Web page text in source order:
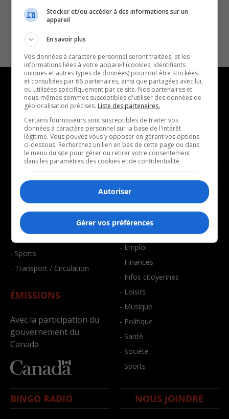
NOUVELLES
- Affaires municipales
- Communauté / Social
- Culture
- Économie
- Éducation
- Environnement
- Faits divers
- Santé et bien-être
- Sports
- Transport / Circulation
ÉMISSIONS
Avec la participation du
gouvernement du
Canada
MUSIQUE
- Décompte franco
- Joué récemment
BALADOS
- Affaires
- Art de vivre
- Bien-être
- Emploi
- Finances
- Infos citoyennes
- Loisirs
- Musique
- Politique
- Santé
- Société
- Sports
BINGO RADIO NOUS JOINDRE
Stocker et/ou accéder à des informations sur un
appareil
En savoir plus
Vos données à caractère personnel seront traitées, et les
informations liées à votre appareil (cookies, identifiants
uniques et autres types de données) pourront être stockées
et consultées par 66 partenaires, ainsi que partagées avec lui,
ou utilisées spécifiquement par ce site. Nos partenaires et
nous-mêmes sommes susceptibles d'utiliser des données de
géolocalisation précises. Liste des partenaires.
Certains fournisseurs sont susceptibles de traiter vos
données à caractère personnel sur la base de l'intérêt
légitime. Vous pouvez vous y opposer en gérant vos options
ci-dessous. Recherchez un lien en bas de cette page ou dans
le menu du site pour gérer ou retirer votre consentement
dans les paramètres des cookies et de confidentialité.
Autoriser
Gérer vos préférences